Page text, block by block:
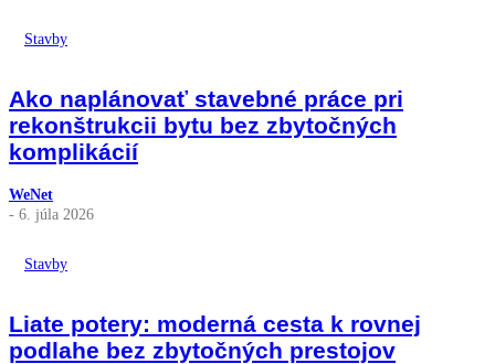
Stavby
Ako naplánovať stavebné práce pri
rekonštrukcii bytu bez zbytočných
komplikácií
WeNet
- 6. júla 2026
Stavby
Liate potery: moderná cesta k rovnej
podlahe bez zbytočných prestojov